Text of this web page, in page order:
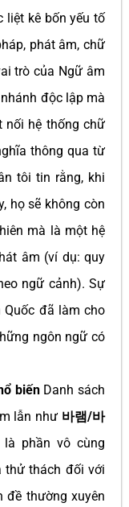
liệt kê bốn yếu tố
phát âm, chữ
trò của Ngữ âm
độc lập mà
nối hệ thống chữ
thông qua từ
tôi tin rằng, khi
họ sẽ không còn
mà là một hệ
âm (ví dụ: quy
ngữ cảnh). Sự
Quốc đã làm cho
ngôn ngữ có
biếnDanh sách
lẫn như 바램/바
là phần vô cùng
thử thách đối với
đề thường xuyên